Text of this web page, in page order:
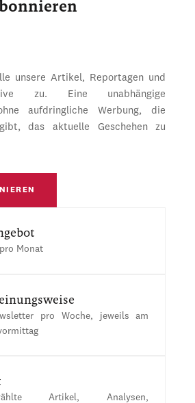
unsere Artikel, Reportagen und
zu. Eine unabhängige
aufdringliche Werbung, die
das aktuelle Geschehen zu
Monat
pro Woche, jeweils am
Artikel, Analysen,